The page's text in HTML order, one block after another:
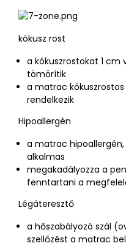
kókusz rost
a kókuszrostokat 1 cm
tömörítik
a matrac
rendelkezik
Hipoallergén
a matrac
alkalmas
megakadályozza a
fenntartani a
Légáteresztő
a hőszabályozó szál
szellőzést a matrac